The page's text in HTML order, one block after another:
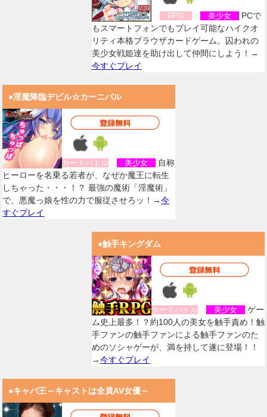
RPG 美少女
PCで
もスマートフォンでもプレイ可能なハイクオ
リティ本格ブラウザカードゲーム。囚われの
美少女戦姫達を助け出して仲間にしよう！→
今すぐプレイ
●淫魔降臨デビル☆カーニバル
カードバトル 美少女
自称
ヒーローを名乗る若者が、なぜか魔王に転生
しちゃった・・・！？ 最強の魔術「淫魔術」
で、悪魔っ娘を性の力で服従させろッ！→今
すぐプレイ
●触手キングダム
カードバトル 美少女
ゲー
ム史上最多！？約100人の美女を触手責め！触
手ファンの触手ファンによる触手ファンのた
めのソシャゲーが、満を持して遂に登場！！
→今すぐプレイ
●キャバ王～キャストは全員AV女優～